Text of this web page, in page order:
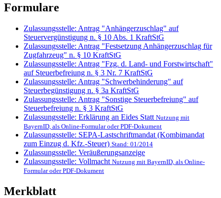
Formulare
Zulassungsstelle: Antrag "Anhängerzuschlag" auf
Steuervergünstigung n. § 10 Abs. 1 KraftStG
Zulassungsstelle: Antrag "Festsetzung Anhängerzuschlag für
Zugfahrzeug" n. § 10 KraftStG
Zulassungsstelle: Antrag "Fzg. d. Land- und Forstwirtschaft"
auf Steuerbefreiung n. § 3 Nr. 7 KraftStG
Zulassungsstelle: Antrag "Schwerbehinderung" auf
Steuerbegünstigung n. § 3a KraftStG
Zulassungsstelle: Antrag "Sonstige Steuerbefreiung" auf
Steuerbefreiung n. § 3 KraftStG
Zulassungsstelle: Erklärung an Eides Statt Nutzung mit
BayernID, als Online-Formular oder PDF-Dokument
Zulassungsstelle: SEPA-Lastschriftmandat (Kombimandat
zum Einzug d. Kfz.-Steuer) Stand: 01/2014
Zulassungsstelle: Veräußerungsanzeige
Zulassungsstelle: Vollmacht Nutzung mit BayernID, als Online-
Formular oder PDF-Dokument
Merkblatt